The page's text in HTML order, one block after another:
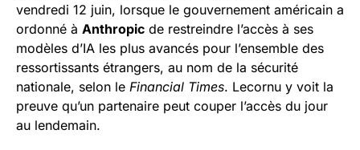
vendredi 12 juin, lorsque le gouvernement américain a
ordonné à Anthropic de restreindre l’accès à ses
modèles d’IA les plus avancés pour l’ensemble des
ressortissants étrangers, au nom de la sécurité
nationale, selon le Financial Times. Lecornu y voit la
preuve qu’un partenaire peut couper l’accès du jour
au lendemain.